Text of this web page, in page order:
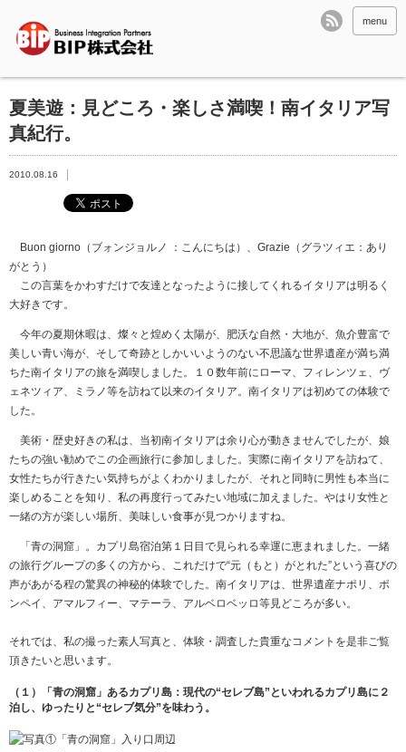
menu
夏美遊：見どころ・楽しさ満喫！南イタリア写
真紀行。
2010.08.16
Buon giorno（ブォンジョルノ ：こんにちは）、Grazie（グラツィエ：あり
がとう）
この言葉をかわすだけで友達となったように接してくれるイタリアは明るく
大好きです。
今年の夏期休暇は、燦々と煌めく太陽が、肥沃な自然・大地が、魚介豊富で
美しい青い海が、そして奇跡としかいいようのない不思議な世界遺産が満ち満
ちた南イタリアの旅を満喫しました。１０数年前にローマ、フィレンツェ、ヴ
ェネツィア、ミラノ等を訪ねて以来のイタリア。南イタリアは初めての体験で
した。
美術・歴史好きの私は、当初南イタリアは余り心が動きませんでしたが、娘
たちの強い勧めでこの企画旅行に参加しました。実際に南イタリアを訪ねて、
女性たちが行きたい気持ちがよくわかりましたが、それと同時に男性も本当に
楽しめることを知り、私の再度行ってみたい地域に加えました。やはり女性と
一緒の方が楽しい場所、美味しい食事が見つかりますね。
「青の洞窟」。カプリ島宿泊第１日目で見られる幸運に恵まれました。一緒
の旅行グループの多くの方から、これだけで“元（もと）がとれた”という喜びの
声があがる程の驚異の神秘的体験でした。南イタリアは、世界遺産ナポリ、ポ
ンペイ、アマルフィー、マテーラ、アルベロベッロ等見どころが多い。
それでは、私の撮った素人写真と、体験・調査した貴重なコメントを是非ご覧
頂きたいと思います。
（１）「青の洞窟」あるカプリ島：現代の“セレブ島”といわれるカプリ島に２
泊し、ゆったりと“セレブ気分”を味わう。